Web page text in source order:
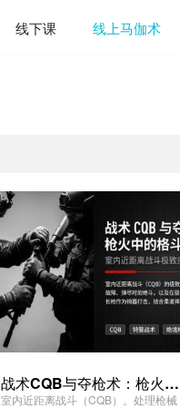
线下课 线上马伽术
战术CQB与夺枪术：枪火中的格斗
室内近距离战斗（CQB）。处理枪械